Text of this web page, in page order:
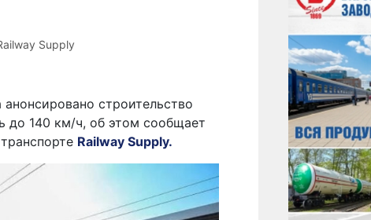
Supply
строительство
до 140 км/ч, об этом сообщает
Railway Supply.